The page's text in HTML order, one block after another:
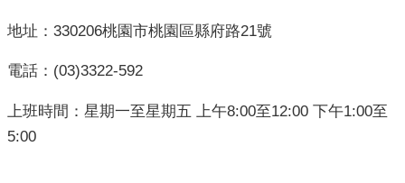
地址：330206桃園市桃園區縣府路21號
電話：(03)3322-592
上班時間：星期一至星期五 上午8:00至12:00 下午1:00至
5:00